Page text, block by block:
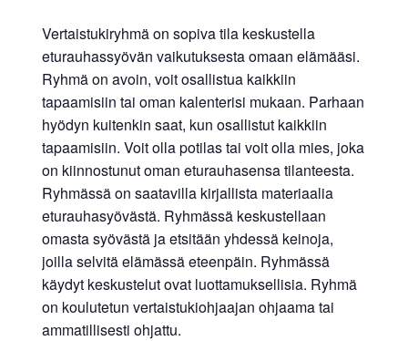
Vertaistukiryhmä on sopiva tila keskustella
eturauhassyövän vaikutuksesta omaan elämääsi.
Ryhmä on avoin, voit osallistua kaikkiin
tapaamisiin tai oman kalenterisi mukaan. Parhaan
hyödyn kuitenkin saat, kun osallistut kaikkiin
tapaamisiin. Voit olla potilas tai voit olla mies, joka
on kiinnostunut oman eturauhasensa tilanteesta.
Ryhmässä on saatavilla kirjallista materiaalia
eturauhasyövästä. Ryhmässä keskustellaan
omasta syövästä ja etsitään yhdessä keinoja,
joilla selvitä elämässä eteenpäin. Ryhmässä
käydyt keskustelut ovat luottamuksellisia. Ryhmä
on koulutetun vertaistukiohjaajan ohjaama tai
ammatillisesti ohjattu.